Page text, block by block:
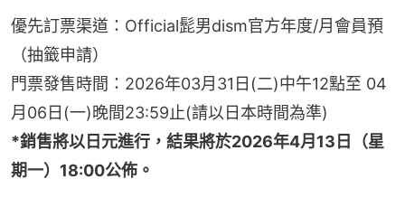
優先訂票渠道：Official髭男dism官方年度/月會員預
（抽籤申請）
門票發售時間：2026年03月31日(二)中午12點至 04
月06日(一)晚間23:59止(請以日本時間為準)
*銷售將以日元進行，結果將於2026年4月13日（星
期一）18:00公佈。